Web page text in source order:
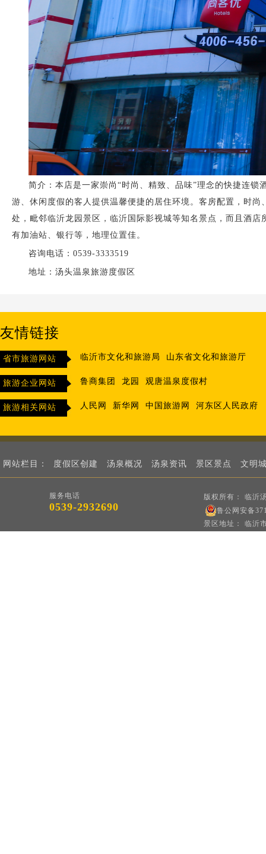
简介：本店是一家崇尚“时尚、精致、品味”理念的快捷连
游、休闲度假的客人提供温馨便捷的居住环境。客房配置，时
处，毗邻临沂龙园景区，临沂国际影视城等知名景点，而且酒
有加油站、银行等，地理位置佳。
咨询电话：0539-3333519
地址：汤头温泉旅游度假区
友情链接
省市旅游网站 临沂市文化和旅游局 山东省文化和旅游厅
旅游企业网站 鲁商集团 龙园 观唐温泉度假村
旅游相关网站 人民网 新华网 中国旅游网 河东区人民政府
网站栏目： 度假区创建 汤泉概况 汤泉资讯 景区景点 文明
服务电话
0539-2932690
版权所有： 临沂
鲁公网安备
景区地址： 临沂